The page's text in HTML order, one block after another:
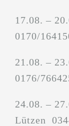
17.08. –
0170/
21.08. –
0176/
24.08. –
Lützen